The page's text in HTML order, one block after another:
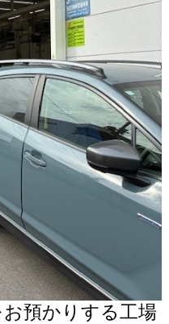
預かりする工場